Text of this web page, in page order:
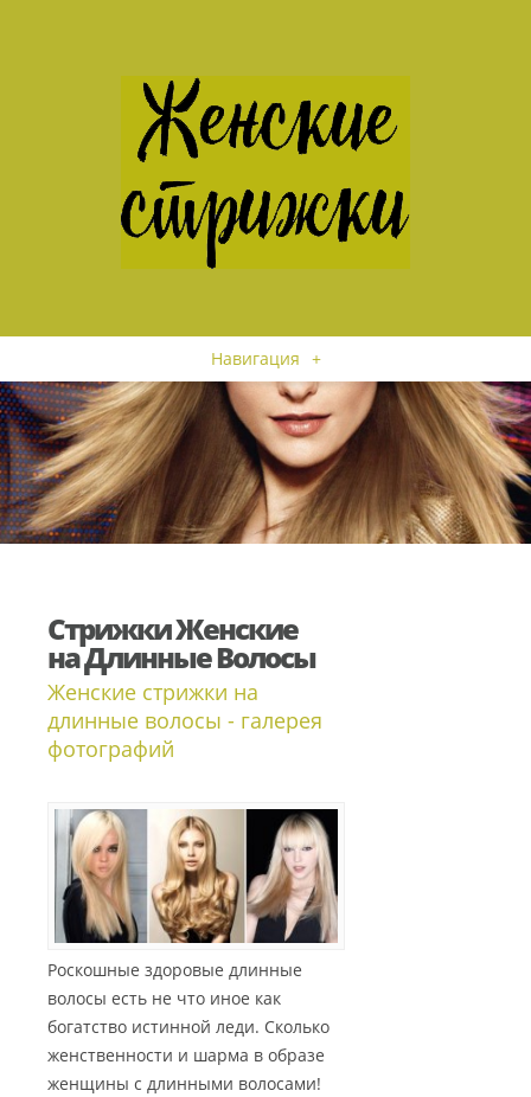
Навигация +
Стрижки Женские
на Длинные Волосы
Женские стрижки на
длинные волосы - галерея
фотографий
Роскошные здоровые длинные
волосы есть не что иное как
богатство истинной леди. Сколько
женственности и шарма в образе
женщины с длинными волосами!